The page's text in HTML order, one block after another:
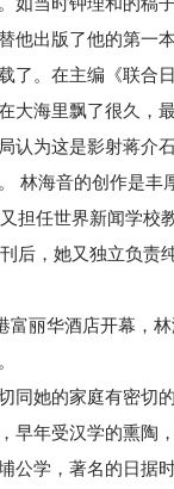
他出版了他的第一
了。在主编《联合
大海里飘了很久，
认为这是影射蒋介
林海音的创作是丰
担任世界新闻学校
后，她又独立负责
富丽华酒店开幕，
同她的家庭有密切
年受汉学的熏陶
公学，著名的日据